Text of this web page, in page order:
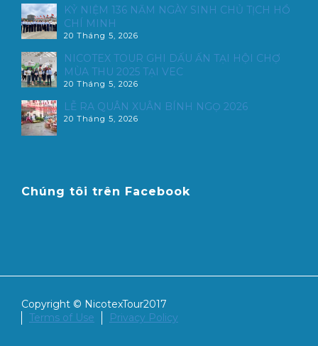
KỶ NIỆM 136 NĂM NGÀY SINH CHỦ TỊCH HỒ
CHÍ MINH
20 Tháng 5, 2026
NICOTEX TOUR GHI DẤU ẤN TẠI HỘI CHỢ
MÙA THU 2025 TẠI VEC
20 Tháng 5, 2026
LỄ RA QUÂN XUÂN BÍNH NGỌ 2026
20 Tháng 5, 2026
Chúng tôi trên Facebook
Copyright © NicotexTour2017
Terms of Use
Privacy Policy